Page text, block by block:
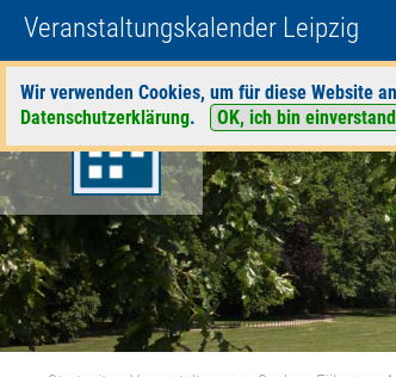
Veranstaltungskalender Leipzig
Wir verwenden Cookies, um für diese Website
Datenschutzerklärung. OK, ich bin